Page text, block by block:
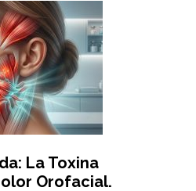
La Toxina
Orofacial.